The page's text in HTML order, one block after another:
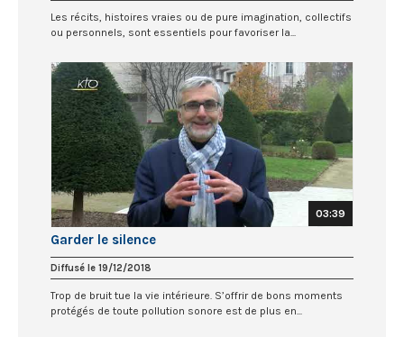
Les récits, histoires vraies ou de pure imagination, collectifs
ou personnels, sont essentiels pour favoriser la...
03:39
Garder le silence
Diffusé le 19/12/2018
Trop de bruit tue la vie intérieure. S’offrir de bons moments
protégés de toute pollution sonore est de plus en...